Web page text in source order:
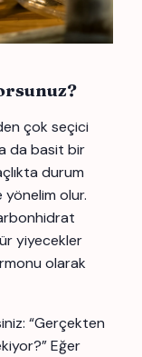
çok seçici
da basit bir
durum
yönelim olur.
yiyecekler
olarak
“Gerçekten
Eğer